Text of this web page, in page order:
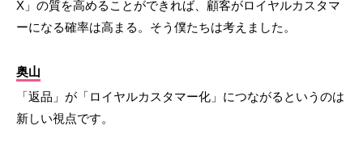
X」の質を高めることができれば、顧客がロイヤルカスタマ
ーになる確率は高まる。そう僕たちは考えました。
奥山
「返品」が「ロイヤルカスタマー化」につながるというのは
新しい視点です。